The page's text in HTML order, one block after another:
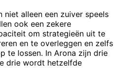
niet alleen een zuiver speels
ook een zekere
om strategieën uit te
en te overleggen en zelfs
te lossen. In Arona zijn drie
drie wordt hetzelfde